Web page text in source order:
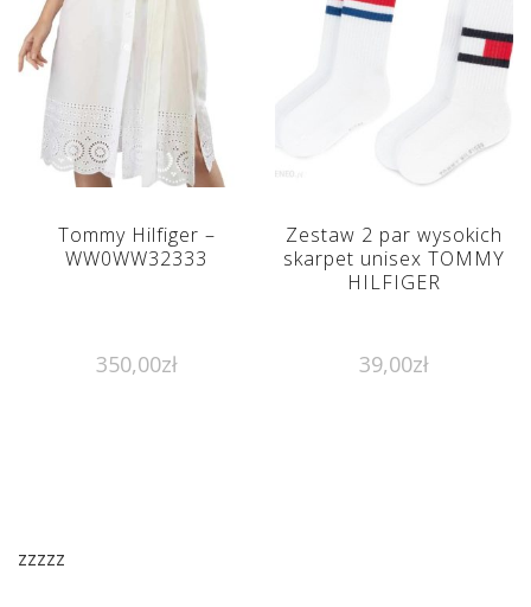
Tommy Hilfiger –
WW0WW32333
350,00zł
Zestaw 2 par wysokich
skarpet unisex TOMMY
HILFIGER
39,00zł
zzzzz